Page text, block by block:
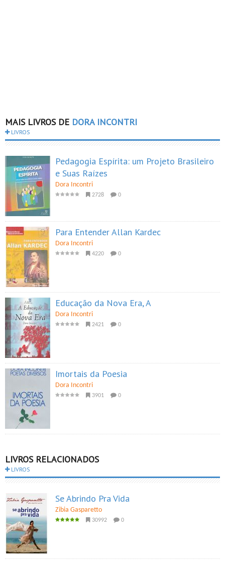
MAIS LIVROS DE DORA INCONTRI
LIVROS
Pedagogia Espírita: um Projeto Brasileiro
e Suas Raízes
Dora Incontri
2728 0
Para Entender Allan Kardec
Dora Incontri
4220 0
Educação da Nova Era, A
Dora Incontri
2421 0
Imortais da Poesia
Dora Incontri
3901 0
LIVROS RELACIONADOS
LIVROS
Se Abrindo Pra Vida
Zibia Gasparetto
30992 0